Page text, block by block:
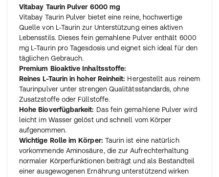
Vitabay Taurin Pulver 6000 mg
Vitabay Taurin Pulver bietet eine reine, hochwertige
Quelle von L-Taurin zur Unterstützung eines aktiven
Lebensstils. Dieses fein gemahlene Pulver enthält 6000
mg L-Taurin pro Tagesdosis und eignet sich ideal für den
täglichen Gebrauch.
Premium Bioaktive Inhaltsstoffe:
Reines L-Taurin in hoher Reinheit: Hergestellt aus reinem
Taurinpulver unter strengen Qualitätsstandards, ohne
Zusatzstoffe oder Füllstoffe.
Hohe Bioverfügbarkeit: Das fein gemahlene Pulver wird
leicht im Wasser gelöst und schnell vom Körper
aufgenommen.
Wichtige Rolle im Körper: Taurin ist eine natürlich
vorkommende Aminosäure, die zur Aufrechterhaltung
normaler Körperfunktionen beiträgt und als Bestandteil
einer ausgewogenen Ernährung unterstützend wirken